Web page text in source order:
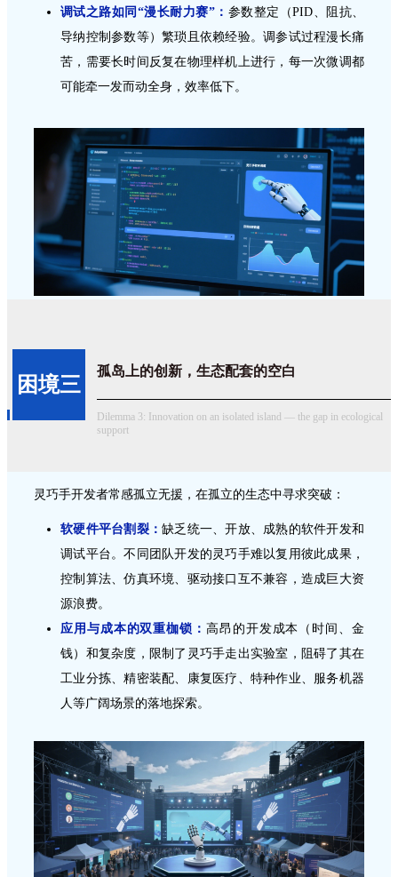
调试之路如同“漫长耐力赛”： 参数整定（PID、阻抗、
导纳控制参数等）繁琐且依赖经验。调参试过程漫长痛
苦，需要长时间反复在物理样机上进行，每一次微调都
可能牵一发而动全身，效率低下。
困境三
孤岛上的创新，生态配套的空白
Dilemma 3: Innovation on an isolated island — the gap in ecological
support
灵巧手开发者常感孤立无援，在孤立的生态中寻求突破：
软硬件平台割裂：缺乏统一、开放、成熟的软件开发和
调试平台。不同团队开发的灵巧手难以复用彼此成果，
控制算法、仿真环境、驱动接口互不兼容，造成巨大资
源浪费。
应用与成本的双重枷锁： 高昂的开发成本（时间、金
钱）和复杂度，限制了灵巧手走出实验室，阻碍了其在
工业分拣、精密装配、康复医疗、特种作业、服务机器
人等广阔场景的落地探索。